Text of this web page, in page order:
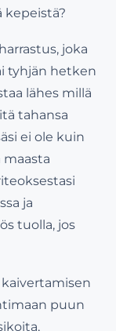
kepeistä?
joka
tyhjän hetken
lähes millä
tahansa
ei ole kuin
ja
tuolla, jos
puun